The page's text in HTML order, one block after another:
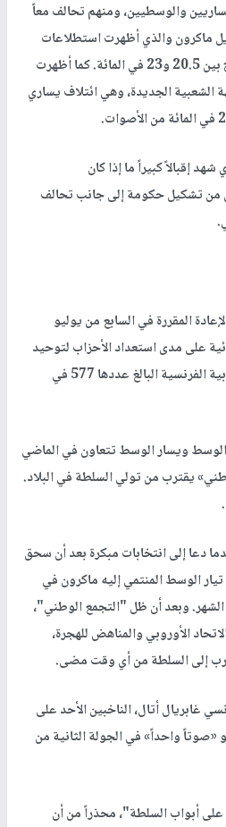
والوسطيين، ومنهم تحالف معاً
ماكرون والذي أظهرت استطلاعات
الرأي حصوله على نسبة تتراوح بين 20.5 و23 في المائة. كما أظهرت
الجديدة، وهي ائتلاف يساري
إقبالاً كبيراً ما إذا كان
تشكيل حكومة إلى جانب تحالف
المقررة في السابع من يوليو
على مدى استعداد الأحزاب لتوحيد
قواها في كل من الدوائر الانتخابية الفرنسية البالغ عددها 577 في
الوسط ويسار الوسط تتعاون في الماضي
يقترب من تولي السلطة في البلاد.
دعا إلى انتخابات مبكرة بعد أن سحق
الوسط المنتمي إليه ماكرون في
الشهر. وبعد أن ظل "التجمع الوطني"،
الأوروبي والمناهض للهجرة،
إلى السلطة من أي وقت مضى.
غابريال أتال، الناخبين الأحد على
واحداً» في الجولة الثانية من
أبواب السلطة"، محذراً من أن